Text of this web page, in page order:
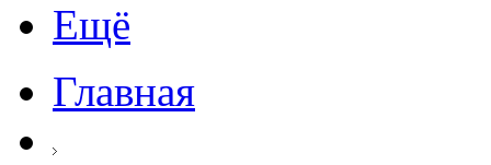
Ещё
Главная